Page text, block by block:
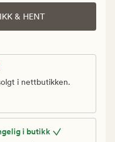
& HENT
i nettbutikken.
i butikk